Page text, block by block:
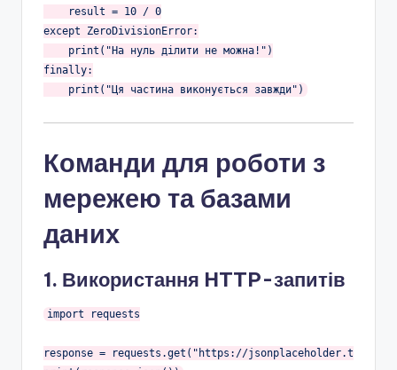
    result =
10 / 0
except ZeroDivisionError:
    print(
"На нуль ділити не можна!"
finally:
    print(
"Ця частина виконується завжди"
Команди для роботи з
мережею та базами
даних
1. Використання HTTP-запитів
import requests
response = requests.get( "https://